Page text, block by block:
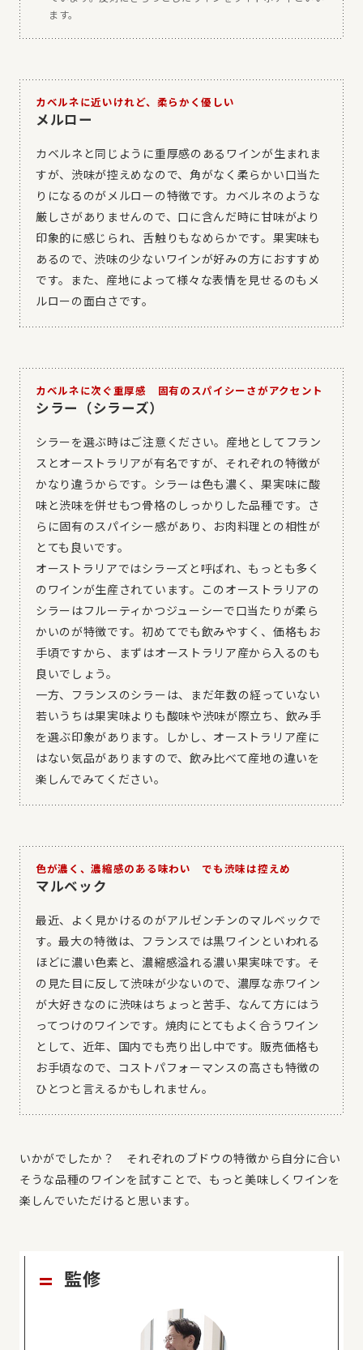
ます。
カベルネに近いけれど、柔らかく優しい
メルロー
カベルネと同じように重厚感のあるワインが生まれま
すが、渋味が控えめなので、角がなく柔らかい口当た
りになるのがメルローの特徴です。カベルネのような
厳しさがありませんので、口に含んだ時に甘味がより
印象的に感じられ、舌触りもなめらかです。果実味も
あるので、渋味の少ないワインが好みの方におすすめ
です。また、産地によって様々な表情を見せるのもメ
ルローの面白さです。
カベルネに次ぐ重厚感 固有のスパイシーさがアクセント
シラー（シラーズ）
シラーを選ぶ時はご注意ください。産地としてフラン
スとオーストラリアが有名ですが、それぞれの特徴が
かなり違うからです。シラーは色も濃く、果実味に酸
味と渋味を併せもつ骨格のしっかりした品種です。さ
らに固有のスパイシー感があり、お肉料理との相性が
とても良いです。
オーストラリアではシラーズと呼ばれ、もっとも多く
のワインが生産されています。このオーストラリアの
シラーはフルーティかつジューシーで口当たりが柔ら
かいのが特徴です。初めてでも飲みやすく、価格もお
手頃ですから、まずはオーストラリア産から入るのも
良いでしょう。
一方、フランスのシラーは、まだ年数の経っていない
若いうちは果実味よりも酸味や渋味が際立ち、飲み手
を選ぶ印象があります。しかし、オーストラリア産に
はない気品がありますので、飲み比べて産地の違いを
楽しんでみてください。
色が濃く、濃縮感のある味わい でも渋味は控えめ
マルベック
最近、よく見かけるのがアルゼンチンのマルベックで
す。最大の特徴は、フランスでは黒ワインといわれる
ほどに濃い色素と、濃縮感溢れる濃い果実味です。そ
の見た目に反して渋味が少ないので、濃厚な赤ワイン
が大好きなのに渋味はちょっと苦手、なんて方にはう
ってつけのワインです。焼肉にとてもよく合うワイン
として、近年、国内でも売り出し中です。販売価格も
お手頃なので、コストパフォーマンスの高さも特徴の
ひとつと言えるかもしれません。
いかがでしたか？ それぞれのブドウの特徴から自分に合い
そうな品種のワインを試すことで、もっと美味しくワインを
楽しんでいただけると思います。
監修